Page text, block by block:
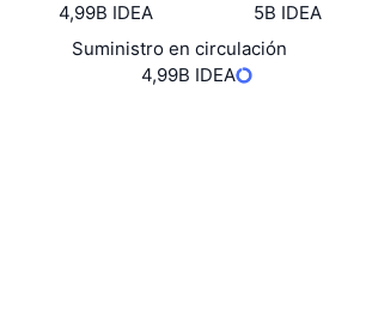
4,99B IDEA
5B IDEA
Suministro en circulación
4,99B IDEA